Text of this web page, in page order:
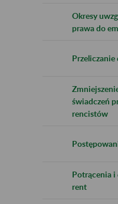
Okresy
prawa do
świadczeń
rencistów
Potrącenia i
rent